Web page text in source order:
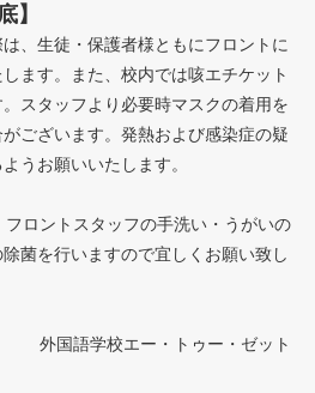
】
、生徒・保護者様ともにフロントに
ます。また、校内では咳エチケット
スタッフより必要時マスクの着用を
ございます。発熱および感染症の疑
うお願いいたします。
ロントスタッフの手洗い・うがいの
菌を行いますので宜しくお願い致し
外国語学校エー・トゥー・ゼット